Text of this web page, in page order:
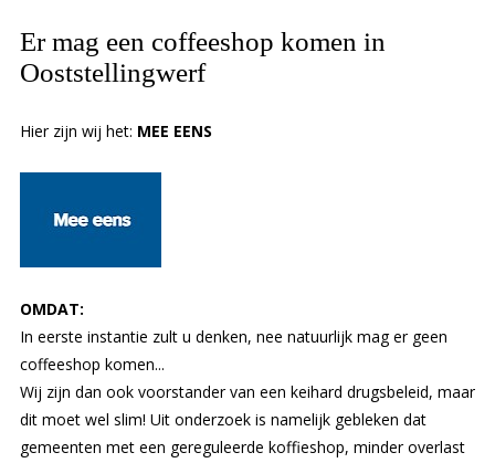
Er mag een coffeeshop komen in
Ooststellingwerf
Hier zijn wij het: MEE EENS
OMDAT:
In eerste instantie zult u denken, nee natuurlijk mag er geen
coffeeshop komen...
Wij zijn dan ook voorstander van een keihard drugsbeleid, maar
dit moet wel slim! Uit onderzoek is namelijk gebleken dat
gemeenten met een gereguleerde koffieshop, minder overlast